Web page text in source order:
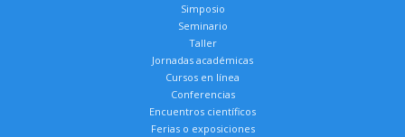
Simposio
Seminario
Taller
Jornadas académicas
Cursos en línea
Conferencias
Encuentros científicos
Ferias o exposiciones